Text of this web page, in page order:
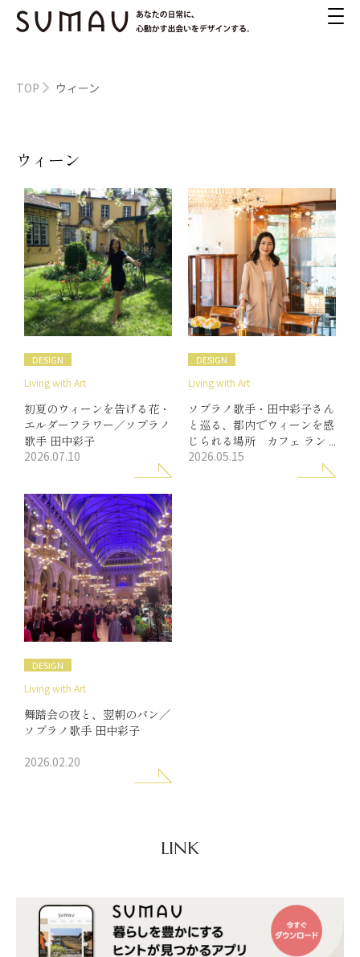
TOP ウィーン
ウィーン
DESIGN
Living with Art
初夏のウィーンを告げる花・
エルダーフラワー／ソプラノ
歌手 田中彩子
2026.07.10
DESIGN
Living with Art
ソプラノ歌手・田中彩子さん
と巡る、都内でウィーンを感
じられる場所 カフェ ラン
トマン 青山店／ロブマイヤ
2026.05.15
DESIGN
Living with Art
舞踏会の夜と、翌朝のパン／
ソプラノ歌手 田中彩子
2026.02.20
LINK